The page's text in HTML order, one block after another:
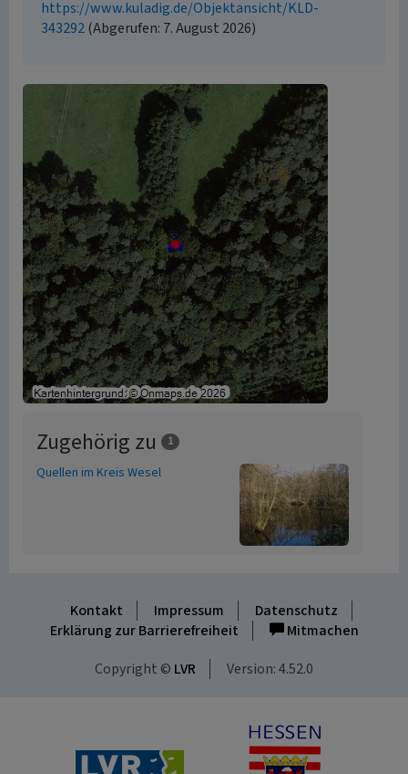
https://www.kuladig.de/Objektansicht/KLD-
343292(Abgerufen: 7. August 2026)
Zugehörig zu 1
Quellen im Kreis Wesel
Kontakt Impressum
Datenschutz
Erklärung zur Barrierefreiheit
Mitmachen
Copyright © LVR Version: 4.52.0